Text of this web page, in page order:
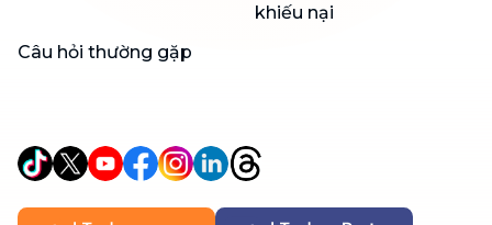
khiếu nại
Câu hỏi thường gặp